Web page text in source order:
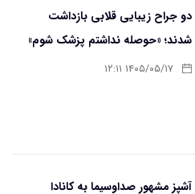
دو جراح زیبایی قلابی بازداشت
شدند؛ «حوصله نداشتم پزشک شوم»
۱۴۰۵/۰۵/۱۷ ۱۲:۱۱
آشپز مشهور صداوسیما به کانادا